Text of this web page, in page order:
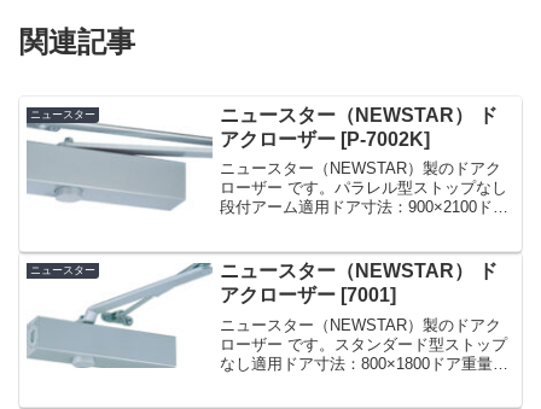
関連記事
ニュースター
ニュースター（NEWSTAR） ド
アクローザー [P-7002K]
ニュースター（NEWSTAR）製のドアク
ローザー です。パラレル型ストップなし
段付アーム適用ドア寸法：900×2100ドア
ストップなし ドアクロー...
ニュースター
ニュースター（NEWSTAR） ド
アクローザー [7001]
ニュースター（NEWSTAR）製のドアク
ローザー です。スタンダード型ストップ
なし適用ドア寸法：800×1800ドア重量：